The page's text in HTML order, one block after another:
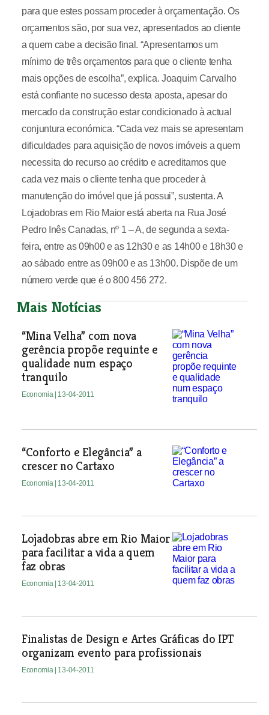
para que estes possam proceder à orçamentação. Os
orçamentos são, por sua vez, apresentados ao cliente
a quem cabe a decisão final. “Apresentamos um
mínimo de três orçamentos para que o cliente tenha
mais opções de escolha”, explica. Joaquim Carvalho
está confiante no sucesso desta aposta, apesar do
mercado da construção estar condicionado à actual
conjuntura económica. “Cada vez mais se apresentam
dificuldades para aquisição de novos imóveis a quem
necessita do recurso ao crédito e acreditamos que
cada vez mais o cliente tenha que proceder à
manutenção do imóvel que já possui”, sustenta. A
Lojadobras em Rio Maior está aberta na Rua José
Pedro Inês Canadas, nº 1 – A, de segunda a sexta-
feira, entre as 09h00 e as 12h30 e as 14h00 e 18h30 e
ao sábado entre as 09h00 e as 13h00. Dispõe de um
número verde que é o 800 456 272.
Mais Notícias
“Mina Velha” com nova
gerência propõe requinte e
qualidade num espaço
tranquilo
Economia | 13-04-2011
“Conforto e Elegância” a
crescer no Cartaxo
Economia | 13-04-2011
Lojadobras abre em Rio Maior
para facilitar a vida a quem
faz obras
Economia | 13-04-2011
Finalistas de Design e Artes Gráficas do IPT
organizam evento para profissionais
Economia | 13-04-2011